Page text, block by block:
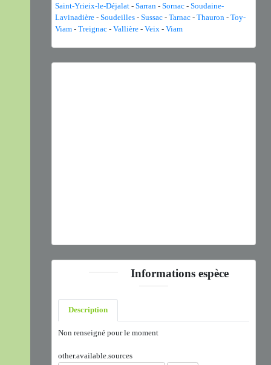
Saint-Yrieix-le-Déjalat - Sarran - Sornac - Soudaine-
Lavinadière - Soudeilles - Sussac - Tarnac - Thauron - Toy-
Viam - Treignac - Vallière - Veix - Viam
Informations espèce
Description
Non renseigné pour le moment
other.available.sources